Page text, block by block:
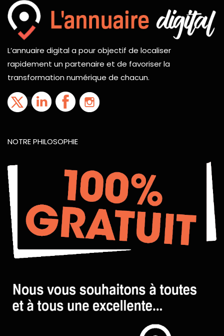
L’annuaire digital a pour objectif de localiser
rapidement un partenaire et de favoriser la
transformation numérique de chacun.
NOTRE PHILOSOPHIE